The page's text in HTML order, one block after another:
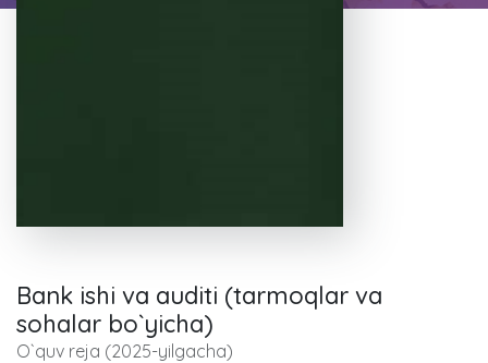
Bank ishi va auditi (tarmoqlar va
sohalar bo`yicha)
O`quv reja (2025-yilgacha)